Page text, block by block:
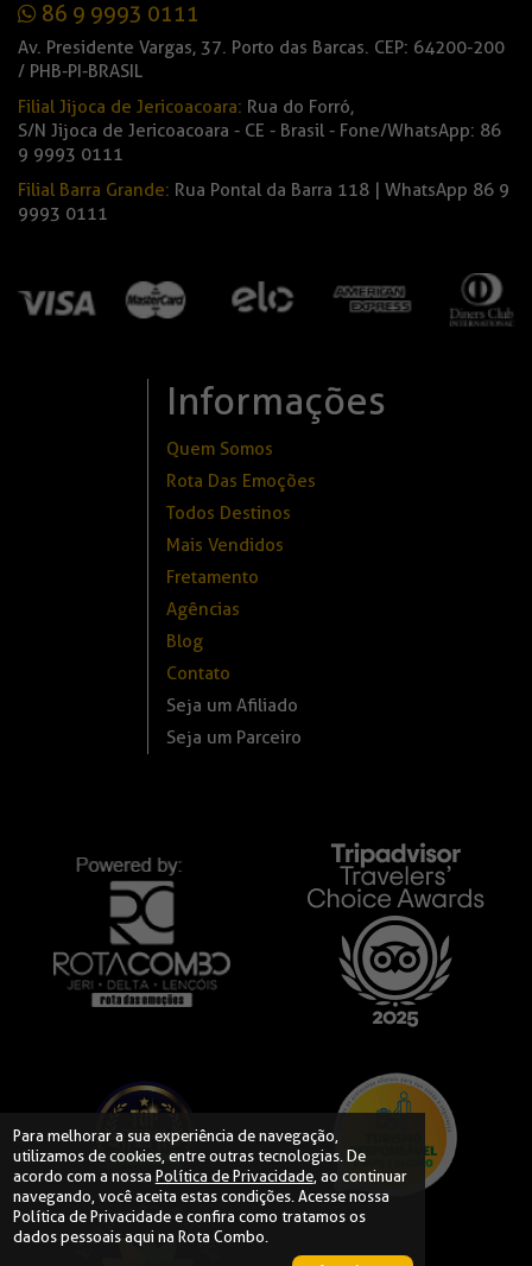
86 9 9993 0111
Av. Presidente Vargas, 37. Porto das Barcas. CEP: 64200-200
/ PHB-PI-BRASIL
Filial Jijoca de Jericoacoara: Rua do Forró,
S/N Jijoca de Jericoacoara - CE - Brasil - Fone/WhatsApp: 86
9 9993 0111
Filial Barra Grande: Rua Pontal da Barra 118 | WhatsApp 86 9
9993 0111
Informações
Quem Somos
Rota Das Emoções
Todos Destinos
Mais Vendidos
Fretamento
Agências
Blog
Contato
Seja um Afiliado
Seja um Parceiro
Para melhorar a sua experiência de navegação,
utilizamos de cookies, entre outras tecnologias. De
acordo com a nossa Política de Privacidade, ao continuar
navegando, você aceita estas condições. Acesse nossa
Política de Privacidadee confira como tratamos os
dados pessoais aqui na Rota Combo.